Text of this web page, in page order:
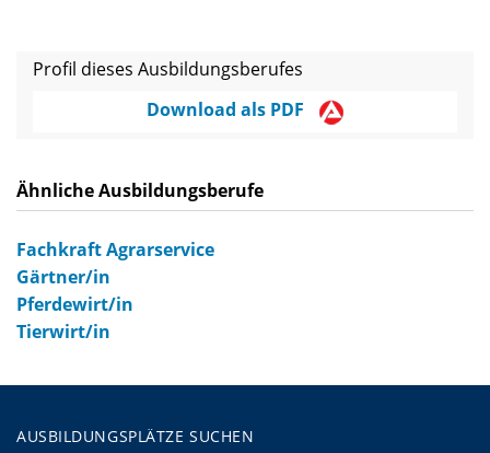
Profil dieses Ausbildungsberufes
Download als PDF
Ähnliche Ausbildungsberufe
Fachkraft Agrarservice
Gärtner/in
Pferdewirt/in
Tierwirt/in
AUSBILDUNGSPLÄTZE SUCHEN